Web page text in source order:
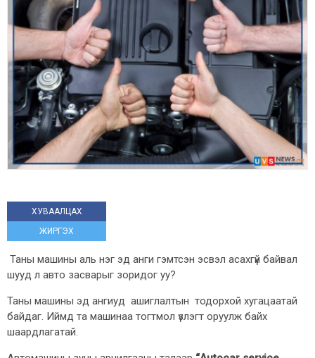
ХУВААЛЦАХ
ЖИРГЭХ
Таны машины аль нэг эд анги гэмтсэн эсвэл асахгүй байвал
шууд л авто засварыг зоридог уу?
Таны машины эд ангиуд ашиглалтын тодорхой хугацаатай
байдаг. Иймд та машинаа тогтмол үзлэгт оруулж байх
шаардлагатай.